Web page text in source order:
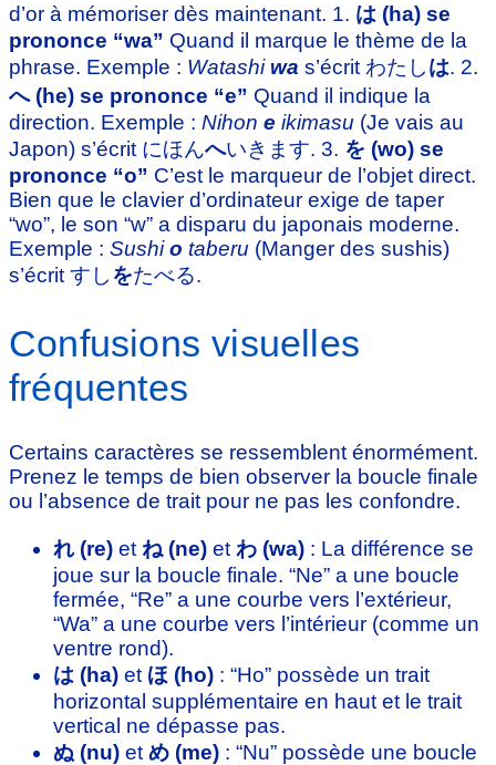
d’or à mémoriser dès maintenant. 1. は (ha) se
prononce “wa” Quand il marque le thème de la
phrase. Exemple : Watashi wa s’écrit わたしは. 2.
へ (he) se prononce “e” Quand il indique la
direction. Exemple : Nihon e ikimasu (Je vais au
Japon) s’écrit にほんへいきます. 3. を (wo) se
prononce “o” C’est le marqueur de l’objet direct.
Bien que le clavier d’ordinateur exige de taper
“wo”, le son “w” a disparu du japonais moderne.
Exemple : Sushio taberu (Manger des sushis)
s’écrit すし をたべる.
Confusions visuelles
fréquentes
Certains caractères se ressemblent énormément.
Prenez le temps de bien observer la boucle finale
ou l’absence de trait pour ne pas les confondre.
れ (re) et ね (ne) et わ (wa) : La différence se
joue sur la boucle finale. “Ne” a une boucle
fermée, “Re” a une courbe vers l’extérieur,
“Wa” a une courbe vers l’intérieur (comme un
ventre rond).
は (ha) et ほ (ho) : “Ho” possède un trait
horizontal supplémentaire en haut et le trait
vertical ne dépasse pas.
ぬ (nu) et め (me) : “Nu” possède une boucle